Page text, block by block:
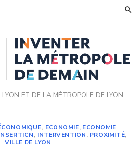
ET DE LA MÉTROPOLE DE LYON
, ECONOMIE, ECONOMIE
, INTERVENTION, PROXIMITÉ,
VILLE DE LYON